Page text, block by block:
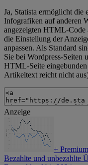
Ja, Statista ermöglicht
Infografiken auf anderen
angezeigten HTML-Code
die Einstellung der
anpassen. Als Standard
Sie bei Wordpress-Seiten
HTML-Seite
Artikeltext reicht nicht
Anzeige
+
Bezahlte und unbezahlte